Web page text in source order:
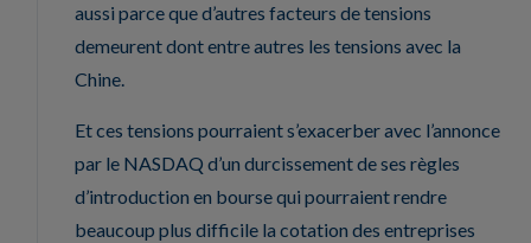
aussi parce que d’autres facteurs de tensions
demeurent dont entre autres les tensions avec la
Chine.
Et ces tensions pourraient s’exacerber avec l’annonce
par le NASDAQ d’un durcissement de ses règles
d’introduction en bourse qui pourraient rendre
beaucoup plus difficile la cotation des entreprises